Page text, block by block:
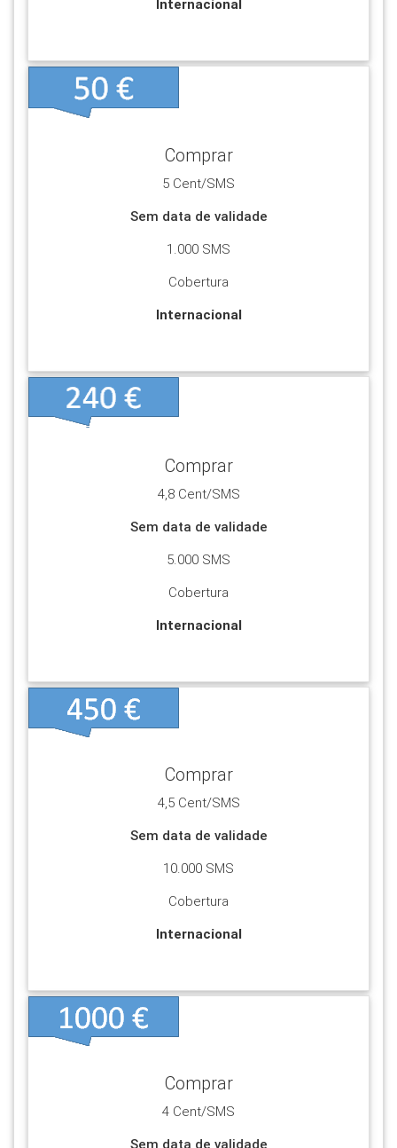
Internacional
Comprar
5 Cent/SMS
Sem data de validade
1.000 SMS
Cobertura
Internacional
Para realizar pagamentos ou enviar SMS é
VER +
Comprar
4,8 Cent/SMS
Sem data de validade
5.000 SMS
Cobertura
Internacional
Para realizar pagamentos ou enviar SMS é
VER +
Comprar
4,5 Cent/SMS
Sem data de validade
10.000 SMS
Cobertura
Internacional
Para realizar pagamentos ou enviar SMS é
Selecione o botão Ver+
VER +
Comprar
4 Cent/SMS
Sem data de validade
Para realizar pagamentos ou enviar SMS é
Selecione o botão Ver+
VER +